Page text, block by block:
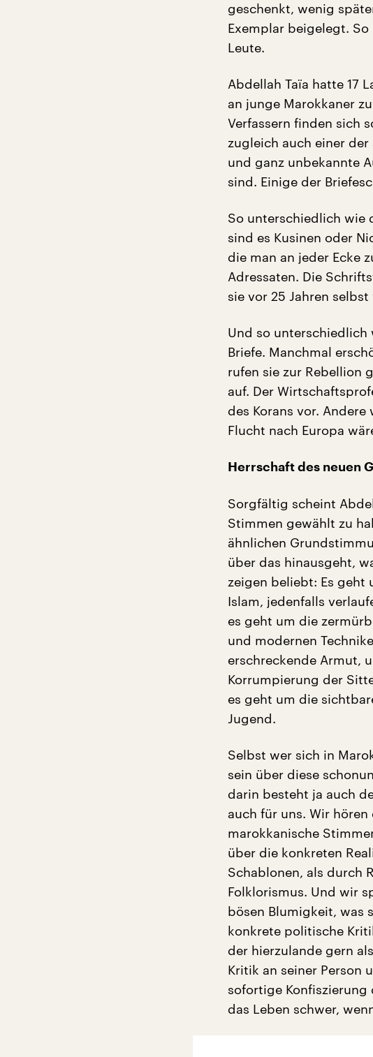
geschenkt, wenig
Exemplar beigelegt.
Leute.
Abdellah Taïa hatte 17
an junge Marokkaner
Verfassern finden sich
zugleich auch einer
und ganz unbekannte
sind. Einige der
So unterschiedlich wie
sind es Kusinen oder
die man an jeder Ecke
Adressaten. Die
sie vor 25 Jahren selbst
Und so unterschiedlich
Briefe. Manchmal
rufen sie zur Rebellion
auf. Der
des Korans vor.
Flucht nach Europa
Herrschaft des neuen
Sorgfältig scheint
Stimmen gewählt zu
ähnlichen
über das hinausgeht,
zeigen beliebt: Es geht
Islam, jedenfalls
es geht um die
und modernen
erschreckende Armut,
Korrumpierung der
es geht um die
Jugend.
Selbst wer sich in
sein über diese
darin besteht ja auch
auch für uns. Wir
marokkanische
über die konkreten
Schablonen, als durch
Folklorismus. Und wir
bösen Blumigkeit, was
konkrete politische
der hierzulande gern
Kritik an seiner Person
sofortige Konfiszierung
das Leben schwer,